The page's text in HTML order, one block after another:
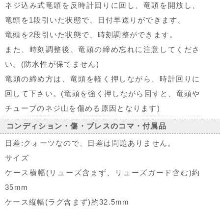
ネジ込み式竜頭を反時計回りに回し、竜頭を開放し、
竜頭を1段引いた状態で、日付早送りができます。
竜頭を2段引いた状態で、時刻調整ができます。
また、時刻調整後、竜頭の締め忘れに注意してくださ
い。(防水性が保てません)
竜頭の締め方は、竜頭を軽く押しながら、時計回りに
回して下さい。(竜頭を強く押しながら回すと、竜頭や
チューブのネジ山を傷める原因となります)
コンディション・傷・ブレスのコマ・付属品
日差:クォーツなので、日差は問題ありません。
サイズ
ケース横幅(リューズ含まず、リューズガード含む)約
35mm
ケース縦幅(ラグ含まず)約32.5mm